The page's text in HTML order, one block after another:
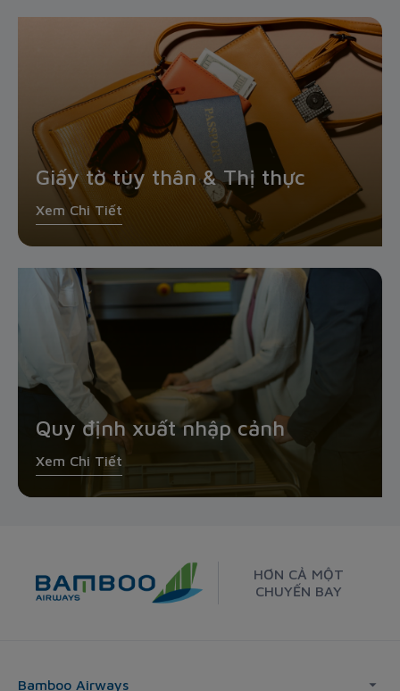
Giấy tờ tùy thân & Thị thực
Xem Chi Tiết
Quy định xuất nhập cảnh
Xem Chi Tiết
HƠN CẢ MỘT
CHUYẾN BAY
Bamboo Airways